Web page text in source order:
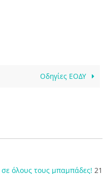
Οδηγίες ΕΟΔΥ
όλους τους μπαμπάδες! 21